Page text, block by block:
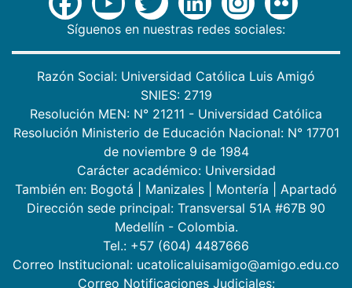
Síguenos en nuestras redes sociales:
Razón Social: Universidad Católica Luis Amigó
SNIES: 2719
Resolución MEN: N° 21211 - Universidad Católica
Resolución Ministerio de Educación Nacional: N° 17701
de noviembre 9 de 1984
Carácter académico: Universidad
También en: Bogotá Manizales Montería
Apartadó
Dirección sede principal: Transversal 51A #67B 90
Medellín - Colombia.
Tel.: +57 (604) 4487666
Correo Institucional: ucatolicaluisamigo@amigo.edu.co
Correo Notificaciones Judiciales: